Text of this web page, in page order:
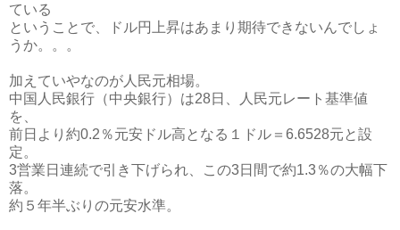
ている
ということで、ドル円上昇はあまり期待できないんでしょ
うか。。。
加えていやなのが人民元相場。
中国人民銀行（中央銀行）は28日、人民元レート基準値
を、
前日より約0.2％元安ドル高となる１ドル＝6.6528元と設
定。
3営業日連続で引き下げられ、この3日間で約1.3％の大幅下
落。
約５年半ぶりの元安水準。